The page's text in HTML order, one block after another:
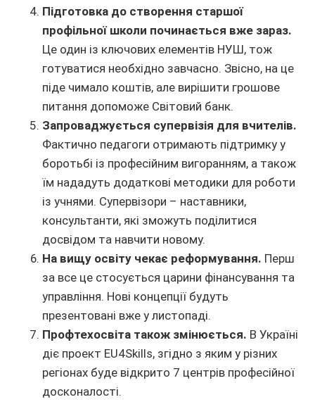
Підготовка до створення старшої
профільної школи починається вже зараз.
Це один із ключових елементів НУШ, тож
готуватися необхідно завчасно. Звісно, на це
піде чимало коштів, але вирішити грошове
питання допоможе Світовий банк.
Запроваджується супервізія для вчителів.
Фактично педагоги отримають підтримку у
боротьбі із професійним вигоранням, а також
їм нададуть додаткові методики для роботи
із учнями. Супервізори – наставники,
консультанти, які зможуть поділитися
досвідом та навчити новому.
На вищу освіту чекає реформування. Перш
за все це стосується царини фінансування та
управління. Нові концепції будуть
презентовані вже у листопаді.
Профтехосвіта також змінюється. В Україні
діє проект EU4Skills, згідно з яким у різних
регіонах буде відкрито 7 центрів професійної
досконалості.